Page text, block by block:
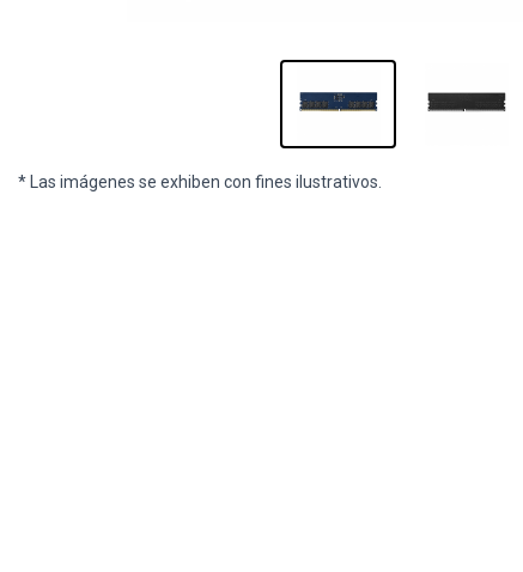
* Las imágenes se exhiben con fines ilustrativos.